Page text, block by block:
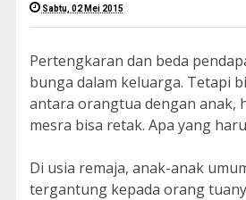
Sabtu, 02 Mei 2015
Pertengkaran dan beda
bunga dalam keluarga. Tetapi
antara orangtua dengan anak,
mesra bisa retak. Apa yang
Di usia remaja, anak-anak
tergantung kepada orang